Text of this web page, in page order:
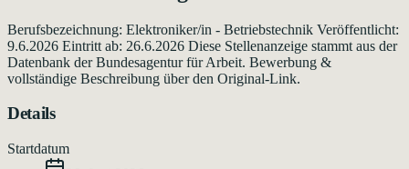
Berufsbezeichnung: Elektroniker/in - Betriebstechnik Veröffentlicht:
9.6.2026 Eintritt ab: 26.6.2026 Diese Stellenanzeige stammt aus der
Datenbank der Bundesagentur für Arbeit. Bewerbung &
vollständige Beschreibung über den Original-Link.
Details
Startdatum